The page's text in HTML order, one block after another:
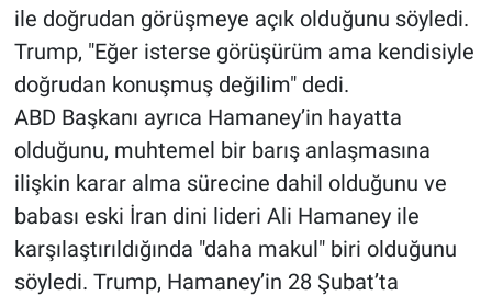
ile doğrudan görüşmeye açık olduğunu söyledi.
Trump, "Eğer isterse görüşürüm ama kendisiyle
doğrudan konuşmuş değilim" dedi.
ABD Başkanı ayrıca Hamaney’in hayatta
olduğunu, muhtemel bir barış anlaşmasına
ilişkin karar alma sürecine dahil olduğunu ve
babası eski İran dini lideri Ali Hamaney ile
karşılaştırıldığında "daha makul" biri olduğunu
söyledi. Trump, Hamaney’in 28 Şubat’ta